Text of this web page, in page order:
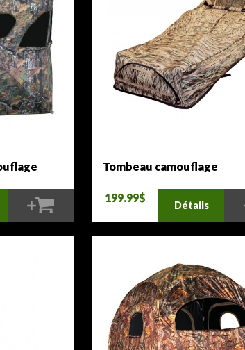
Tombeau camouflage
199.99$
Détails